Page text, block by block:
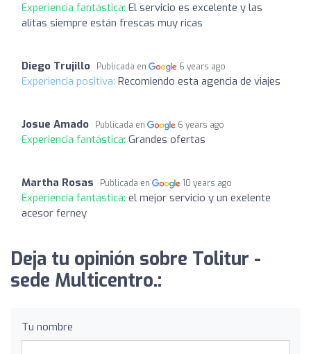
Experiencia fantástica: El servicio es excelente y las
alitas siempre están frescas muy ricas
Diego Trujillo Publicada en 6 years ago
Experiencia positiva: Recomiendo esta agencia de viajes
Josue Amado Publicada en 6 years ago
Experiencia fantástica: Grandes ofertas
Martha Rosas Publicada en 10 years ago
Experiencia fantástica: el mejor servicio y un exelente
acesor ferney
Deja tu opinión sobre Tolitur -
sede Multicentro.:
Tu nombre